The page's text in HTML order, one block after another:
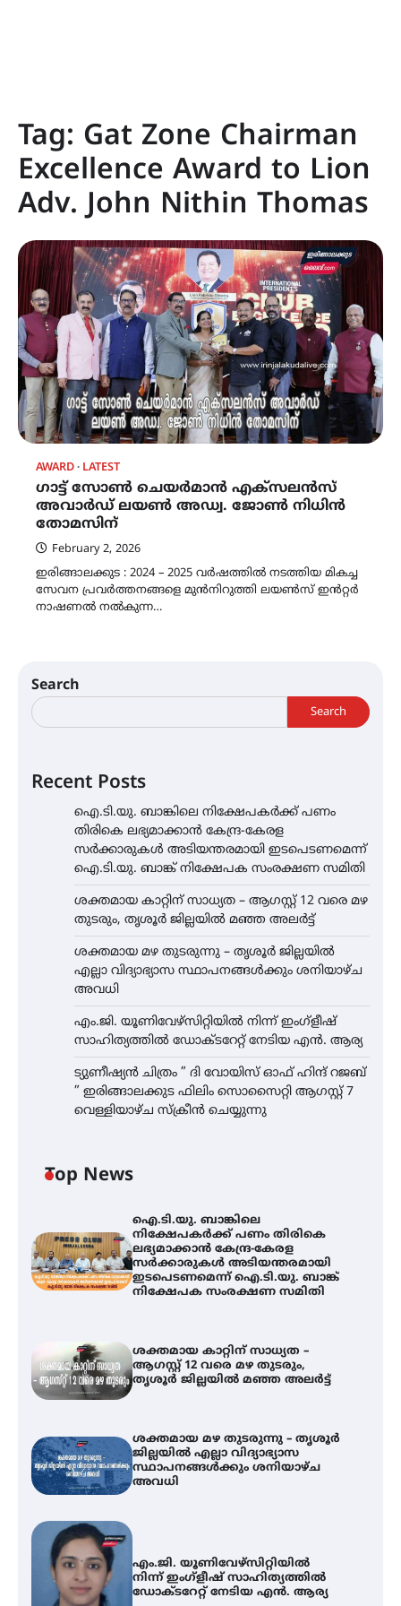
Tag: Gat Zone Chairman
Excellence Award to Lion
Adv. John Nithin Thomas
AWARD LATEST
ഗാട്ട് സോൺ ചെയർമാൻ എക്സലൻസ്
അവാർഡ് ലയൺ അഡ്വ. ജോൺ നിധിൻ
തോമസിന്
February 2, 2026
ഇരിങ്ങാലക്കുട : 2024 – 2025 വർഷത്തിൽ നടത്തിയ മികച്ച
സേവന പ്രവർത്തനങ്ങളെ മുൻനിറുത്തി ലയൺസ് ഇൻറ്റർ
നാഷണൽ നൽകുന്ന…
Search
Search
Recent Posts
ഐ.ടി.യു. ബാങ്കിലെ നിക്ഷേപകർക്ക് പണം
തിരികെ ലഭ്യമാക്കാൻ കേന്ദ്ര-കേരള
സർക്കാരുകൾ അടിയന്തരമായി ഇടപെടണമെന്ന്
ഐ.ടി.യു. ബാങ്ക് നിക്ഷേപക സംരക്ഷണ സമിതി
ശക്തമായ കാറ്റിന് സാധ്യത – ആഗസ്റ്റ് 12 വരെ മഴ
തുടരും, തൃശൂർ ജില്ലയിൽ മഞ്ഞ അലർട്ട്
ശക്തമായ മഴ തുടരുന്നു – തൃശൂർ ജില്ലയിൽ
എല്ലാ വിദ്യാഭ്യാസ സ്ഥാപനങ്ങൾക്കും ശനിയാഴ്ച
അവധി
എം.ജി. യൂണിവേഴ്‌സിറ്റിയിൽ നിന്ന് ഇംഗ്ളീഷ്
സാഹിത്യത്തിൽ ഡോക്ടറേറ്റ് നേടിയ എൻ. ആര്യ
ട്യുണീഷ്യൻ ചിത്രം ” ദി വോയിസ് ഓഫ് ഹിന്ദ് റജബ്
” ഇരിങ്ങാലക്കുട ഫിലിം സൊസൈറ്റി ആഗസ്റ്റ് 7
വെള്ളിയാഴ്ച സ്‌ക്രീൻ ചെയ്യുന്നു
Top News
ഐ.ടി.യു. ബാങ്കിലെ
നിക്ഷേപകർക്ക് പണം തിരികെ
ലഭ്യമാക്കാൻ കേന്ദ്ര-കേരള
സർക്കാരുകൾ അടിയന്തരമായി
ഇടപെടണമെന്ന് ഐ.ടി.യു. ബാങ്ക്
നിക്ഷേപക സംരക്ഷണ സമിതി
ശക്തമായ കാറ്റിന് സാധ്യത –
ആഗസ്റ്റ് 12 വരെ മഴ തുടരും,
തൃശൂർ ജില്ലയിൽ മഞ്ഞ അലർട്ട്
ശക്തമായ മഴ തുടരുന്നു – തൃശൂർ
ജില്ലയിൽ എല്ലാ വിദ്യാഭ്യാസ
സ്ഥാപനങ്ങൾക്കും ശനിയാഴ്ച
അവധി
എം.ജി. യൂണിവേഴ്‌സിറ്റിയിൽ
നിന്ന് ഇംഗ്ളീഷ് സാഹിത്യത്തിൽ
ഡോക്ടറേറ്റ് നേടിയ എൻ. ആര്യ